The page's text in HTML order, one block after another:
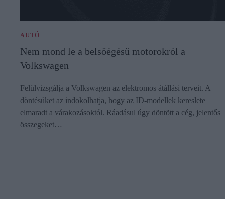
AUTÓ
Nem mond le a belsőégésű motorokról a
Volkswagen
Felülvizsgálja a Volkswagen az elektromos átállási terveit. A
döntésüket az indokolhatja, hogy az ID-modellek kereslete
elmaradt a várakozásoktól. Ráadásul úgy döntött a cég, jelentős
összegeket…